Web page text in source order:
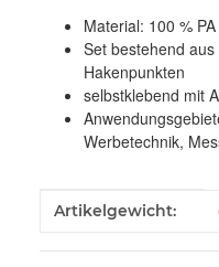
Material: 100 %
Set bestehend
Hakenpunkten
selbstklebend mit
Werbetechnik,
Produkteigenschaft
Wert
Artikelgewicht: